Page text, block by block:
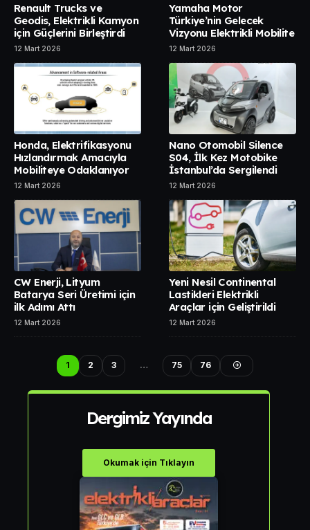
Renault Trucks ve
Geodis, Elektrikli Kamyon
için Güçlerini Birleştirdi
12 Mart 2026
Yamaha Motor
Türkiye’nin Gelecek
Vizyonu Elektrikli Mobilite
12 Mart 2026
Honda, Elektrifikasyonu
Hızlandırmak Amacıyla
Mobiliteye Odaklanıyor
12 Mart 2026
Nano Otomobil Silence
S04, İlk Kez Motobike
İstanbul’da Sergilendi
12 Mart 2026
CW Enerji, Lityum
Batarya Seri Üretimi için
ilk Adımı Attı
12 Mart 2026
Yeni Nesil Continental
Lastikleri Elektrikli
Araçlar için Geliştirildi
12 Mart 2026
1 2 3 … 75 76
Dergimiz Yayında
Okumak için Tıklayın